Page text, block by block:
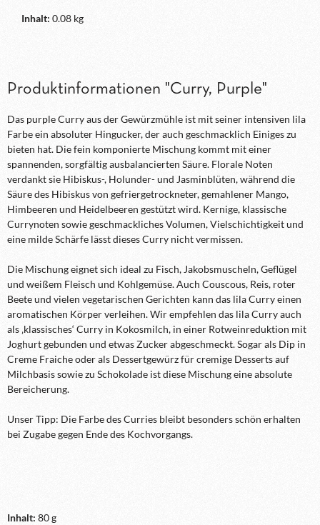
Inhalt: 0.08 kg
Produktinformationen "Curry, Purple"
Das purple Curry aus der Gewürzmühle ist mit seiner intensiven lila
Farbe ein absoluter Hingucker, der auch geschmacklich Einiges zu
bieten hat. Die fein komponierte Mischung kommt mit einer
spannenden, sorgfältig ausbalancierten Säure. Florale Noten
verdankt sie Hibiskus-, Holunder- und Jasminblüten, während die
Säure des Hibiskus von gefriergetrockneter, gemahlener Mango,
Himbeeren und Heidelbeeren gestützt wird. Kernige, klassische
Currynoten sowie geschmackliches Volumen, Vielschichtigkeit und
eine milde Schärfe lässt dieses Curry nicht vermissen.
Die Mischung eignet sich ideal zu Fisch, Jakobsmuscheln, Geflügel
und weißem Fleisch und Kohlgemüse. Auch Couscous, Reis, roter
Beete und vielen vegetarischen Gerichten kann das lila Curry einen
aromatischen Körper verleihen. Wir empfehlen das lila Curry auch
als ‚klassisches‘ Curry in Kokosmilch, in einer Rotweinreduktion mit
Joghurt gebunden und etwas Zucker abgeschmeckt. Sogar als Dip in
Creme Fraiche oder als Dessertgewürz für cremige Desserts auf
Milchbasis sowie zu Schokolade ist diese Mischung eine absolute
Bereicherung.
Unser Tipp: Die Farbe des Curries bleibt besonders schön erhalten
bei Zugabe gegen Ende des Kochvorgangs.
Inhalt: 80 g